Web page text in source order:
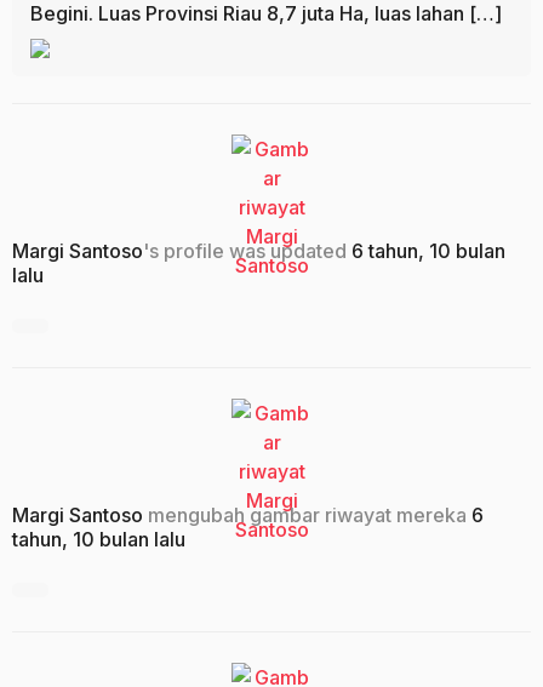
Begini. Luas Provinsi Riau 8,7 juta Ha, luas lahan […]
Margi Santoso's profile was updated 6 tahun, 10 bulan
lalu
Margi Santoso mengubah gambar riwayat mereka 6
tahun, 10 bulan lalu